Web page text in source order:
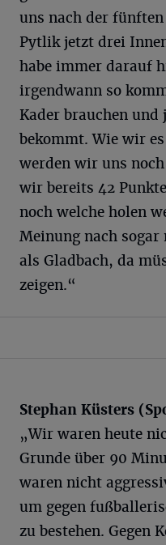
uns nach der
Pytlik jetzt drei
habe immer darauf
irgendwann so
Kader brauchen und
bekommt. Wie wir
werden wir uns
wir bereits 42
noch welche holen
Meinung nach sogar
als Gladbach, da
zeigen.“
Stephan Küsters
„Wir waren heute
Grunde über 90
waren nicht
um gegen
zu bestehen. Gegen